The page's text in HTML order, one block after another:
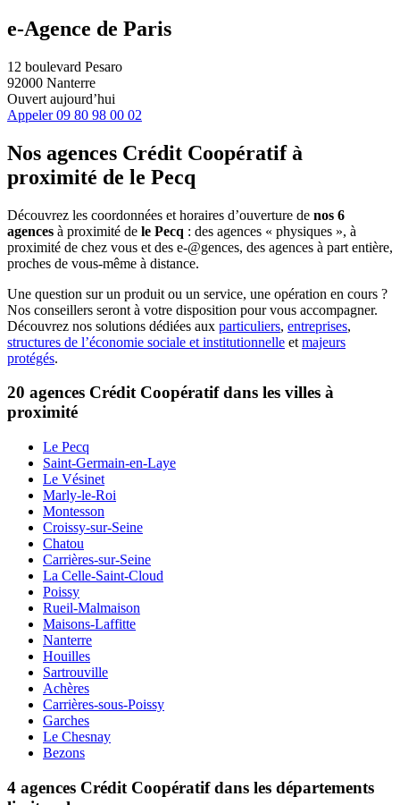
e-Agence de Paris
12 boulevard Pesaro
92000 Nanterre
Ouvert aujourd’hui
Appeler 09 80 98 00 02
Nos agences Crédit Coopératifà
proximité de le Pecq
Découvrez les coordonnées et horaires d’ouverture de nos 6
agences à proximité de le Pecq : des agences « physiques », à
proximité de chez vous et des e-@gences, des agences à part entière,
proches de vous-même à distance.
Une question sur un produit ou un service, une opération en cours ?
Nos conseillers seront à votre disposition pour vous accompagner.
Découvrez nos solutions dédiées aux particuliers, entreprises,
structures de l’économie sociale et institutionnelle et majeurs
protégés.
20 agences Crédit Coopératif dans les villes à
proximité
Le Pecq
Saint-Germain-en-Laye
Le Vésinet
Marly-le-Roi
Montesson
Croissy-sur-Seine
Chatou
Carrières-sur-Seine
La Celle-Saint-Cloud
Poissy
Rueil-Malmaison
Maisons-Laffitte
Nanterre
Houilles
Sartrouville
Achères
Carrières-sous-Poissy
Garches
Le Chesnay
Bezons
4 agences Crédit Coopératif dans les départements